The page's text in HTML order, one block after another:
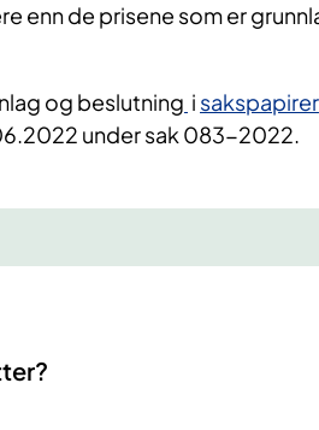
enn de prisene som er
og beslutning i sakspapirer
under sak 083-2022.